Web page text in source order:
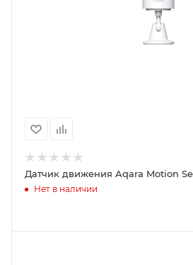
Датчик движения Aqara Motion
Нет в наличии